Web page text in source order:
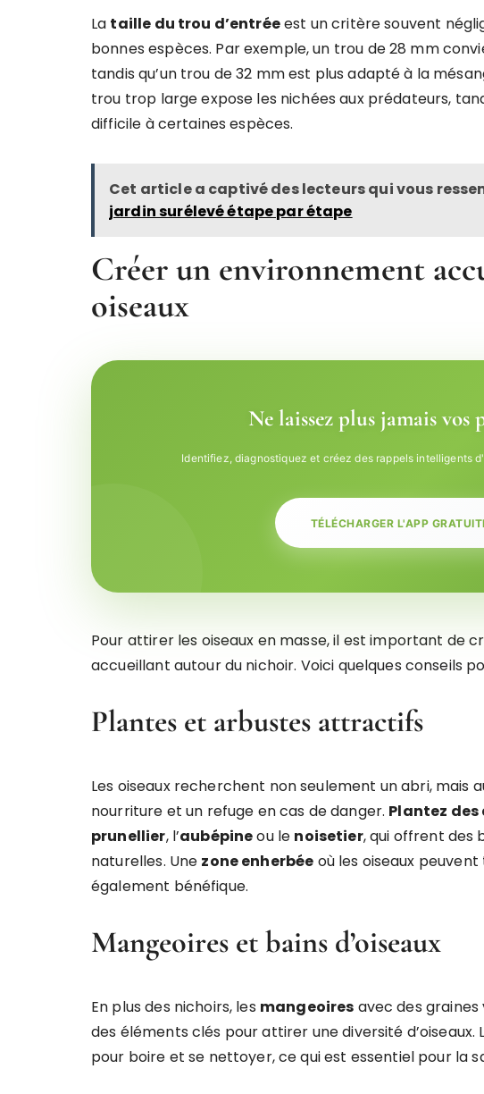
La taille du trou d’entréeest un critère souvent
bonnes espèces. Par exemple, un trou de 28 mm
tandis qu’un trou de 32 mm est plus adapté à la
trou trop large expose les nichées aux prédateurs,
difficile à certaines espèces.
Cet article a captivé des lecteurs qui vous
jardin surélevé étape par étape
Créer un environnement
oiseaux
Ne laissez plus jamais vos
Identifiez, diagnostiquez et créez des rappels intelligents
TÉLÉCHARGER L'APP
Pour attirer les oiseaux en masse, il est important de
accueillant autour du nichoir. Voici quelques conseils
Plantes et arbustes attractifs
Les oiseaux recherchent non seulement un abri, mais
nourriture et un refuge en cas de danger. Plantez
prunellier, l’aubépineou le noisetier, qui offrent des
naturelles. Une zone enherbée où les oiseaux
également bénéfique.
Mangeoires et bains d’oiseaux
En plus des nichoirs, les mangeoires avec des graines
des éléments clés pour attirer une diversité d’oiseaux.
pour boire et se nettoyer, ce qui est essentiel pour la